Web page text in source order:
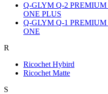
Q-GLYM Q-2
ONE PLUS
Q-GLYM Q-1
ONE
R
Ricochet Hybird
Ricochet Matte
S